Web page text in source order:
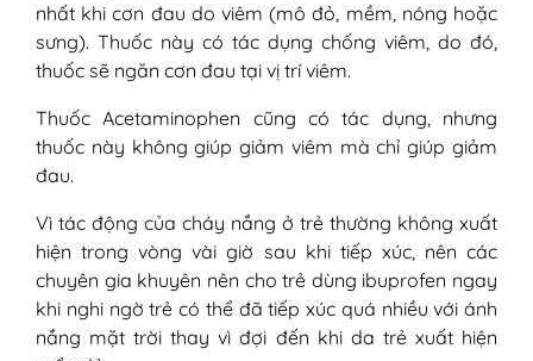
nhất khi cơn đau do viêm (mô đỏ, mềm, nóng hoặc
sưng). Thuốc này có tác dụng chống viêm, do đó,
thuốc sẽ ngăn cơn đau tại vị trí viêm.
Thuốc Acetaminophen cũng có tác dụng, nhưng
thuốc này không giúp giảm viêm mà chỉ giúp giảm
đau.
Vì tác động của cháy nắng ở trẻ thường không xuất
hiện trong vòng vài giờ sau khi tiếp xúc, nên các
chuyên gia khuyên nên cho trẻ dùng ibuprofen ngay
khi nghi ngờ trẻ có thể đã tiếp xúc quá nhiều với ánh
nắng mặt trời thay vì đợi đến khi da trẻ xuất hiện